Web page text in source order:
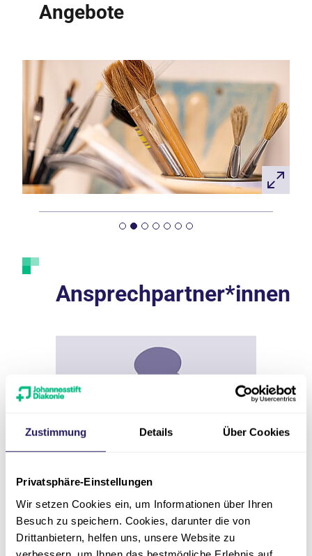
Zustimmung Details Über Cookies
Privatsphäre-Einstellungen
Wir setzen Cookies ein, um Informationen über Ihren
Besuch zu speichern. Cookies, darunter die von
Drittanbietern, helfen uns, unsere Website zu
Angebote
Ansprechpartner*innen